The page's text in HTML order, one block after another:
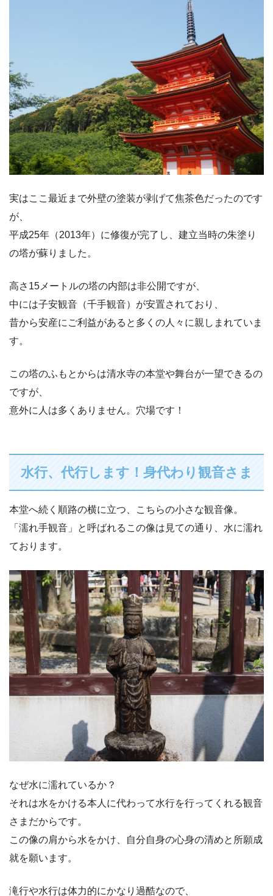
実はここ最近まで外壁の塗装が剥げて焦茶色だったのです
が、
平成25年（2013年）に修復が完了し、建立当時の朱塗り
の塔が蘇りました。
高さ15メートルの塔の内部は非公開ですが、
中には子安観音（千手観音）が安置されており、
昔から安産にご利益があると多くの人々に親しまれていま
す。
この塔のふもとからは清水寺の本堂や舞台が一望できるの
ですが、
意外に人は多くありません。穴場です！
水行、代行します！身代わり観音さま
本堂へ続く順路の横に立つ、こちらの小さな観音像。
「濡れ手観音」と呼ばれるこの像は見ての通り、水に濡れ
ております。
なぜ水に濡れているか？
それは水をかける本人に代わって水行を行ってくれる観音
さまだからです。
この像の肩から水をかけ、自分自身の心身の清めと所願成
就を願います。
滝行や水行は体力的にかなり過酷なので、